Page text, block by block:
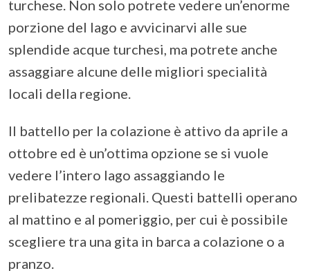
turchese. Non solo potrete vedere un’enorme
porzione del lago e avvicinarvi alle sue
splendide acque turchesi, ma potrete anche
assaggiare alcune delle migliori specialità
locali della regione.
Il battello per la colazione è attivo da aprile a
ottobre ed è un’ottima opzione se si vuole
vedere l’intero lago assaggiando le
prelibatezze regionali. Questi battelli operano
al mattino e al pomeriggio, per cui è possibile
scegliere tra una gita in barca a colazione o a
pranzo.